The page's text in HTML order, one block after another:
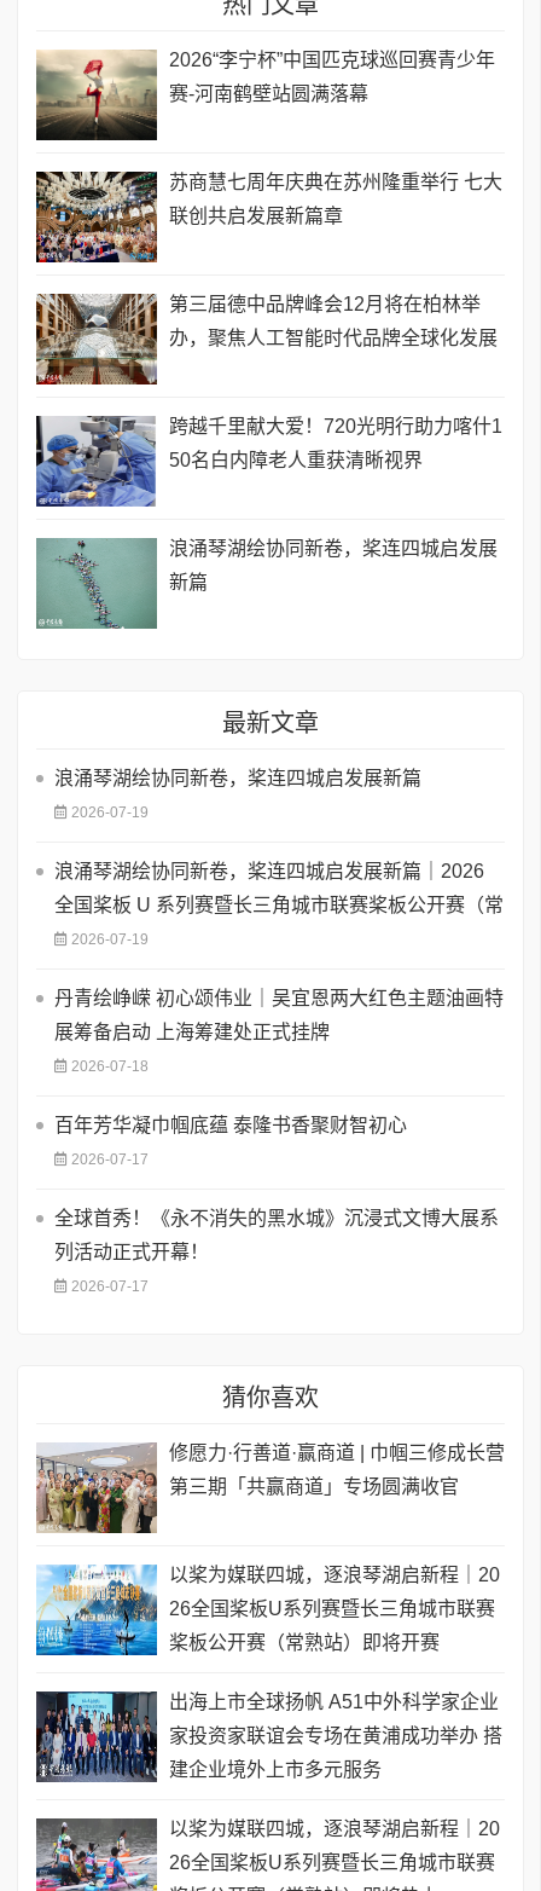
2026“李宁杯”中国匹克球巡回赛青少年
赛-河南鹤壁站圆满落幕
苏商慧七周年庆典在苏州隆重举行 七大
联创共启发展新篇章
第三届德中品牌峰会12月将在柏林举
办，聚焦人工智能时代品牌全球化发展
跨越千里献大爱！720光明行助力喀什1
50名白内障老人重获清晰视界
浪涌琴湖绘协同新卷，桨连四城启发展
新篇
最新文章
浪涌琴湖绘协同新卷，桨连四城启发展新篇
2026-07-19
浪涌琴湖绘协同新卷，桨连四城启发展新篇｜2026
全国桨板 U 系列赛暨长三角城市联赛桨板公开赛（常
2026-07-19
丹青绘峥嵘 初心颂伟业｜吴宜恩两大红色主题油画特
展筹备启动 上海筹建处正式挂牌
2026-07-18
百年芳华凝巾帼底蕴 泰隆书香聚财智初心
2026-07-17
全球首秀！《永不消失的黑水城》沉浸式文博大展系
列活动正式开幕！
2026-07-17
猜你喜欢
修愿力·行善道·赢商道 | 巾帼三修成长营
第三期「共赢商道」专场圆满收官
以桨为媒联四城，逐浪琴湖启新程｜20
26全国桨板U系列赛暨长三角城市联赛
桨板公开赛（常熟站）即将开赛
出海上市全球扬帆 A51中外科学家企业
家投资家联谊会专场在黄浦成功举办 搭
建企业境外上市多元服务
以桨为媒联四城，逐浪琴湖启新程｜20
26全国桨板U系列赛暨长三角城市联赛